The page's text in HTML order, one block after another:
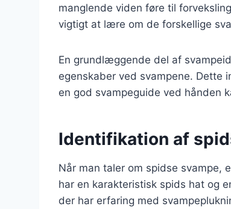
manglende viden føre til
vigtigt at lære om de forskellige
En grundlæggende del af
egenskaber ved svampene. Dette
en god svampeguide ved hånden
Identifikation af
Når man taler om spidse svampe,
har en karakteristisk spids hat og
der har erfaring med